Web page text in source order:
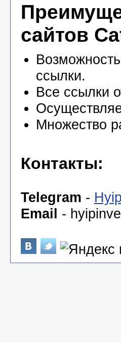
сайтов
ссылки.
Все ссылки
Множество
Контакты:
Telegram -
Email -